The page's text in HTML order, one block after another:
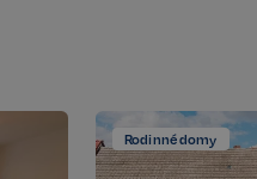
Rodinné domy